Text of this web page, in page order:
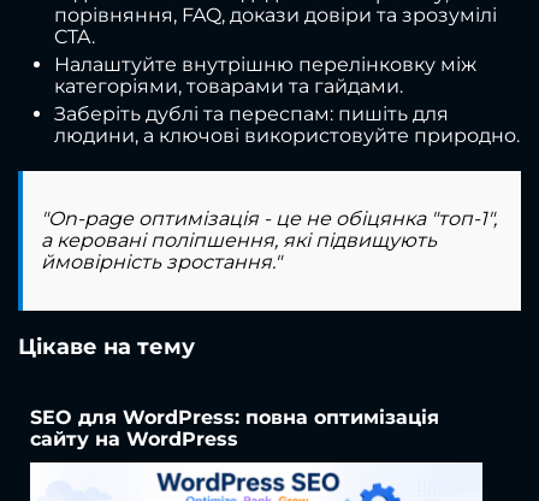
порівняння, FAQ, докази довіри та зрозумілі
CTA.
Налаштуйте внутрішню перелінковку між
категоріями, товарами та гайдами.
Заберіть дублі та переспам: пишіть для
людини, а ключові використовуйте природно.
"On-page оптимізація - це не обіцянка "топ-1",
а керовані поліпшення, які підвищують
ймовірність зростання."
Цікаве на тему
SEO для WordPress: повна оптимізація
сайту на WordPress